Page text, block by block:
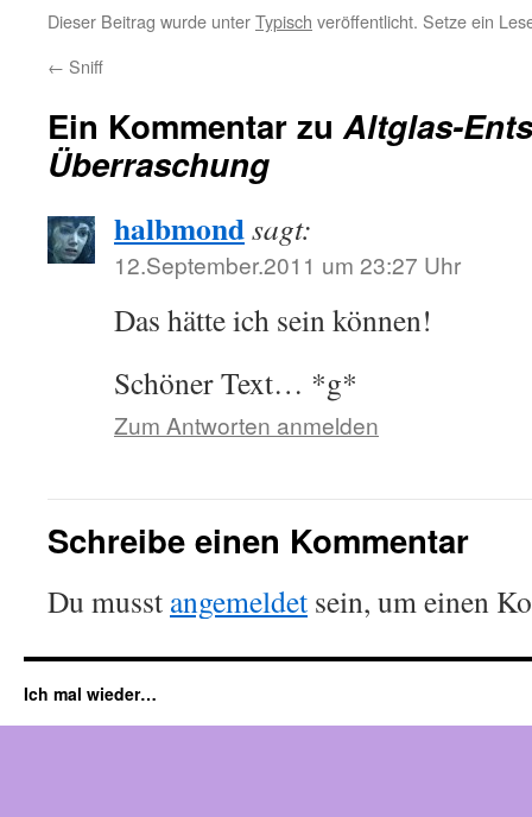
Dieser Beitrag wurde unterTypisch veröffentlicht. Setze ein
← Sniff
Ein Kommentar zuAltglas-
Überraschung
halbmondsagt:
12.September.2011 um 23:27 Uhr
Das hätte ich sein können!
Schöner Text… *g*
Zum Antworten anmelden
Schreibe einen Kommentar
Du musst angemeldet sein, um einen
Ich mal wieder…